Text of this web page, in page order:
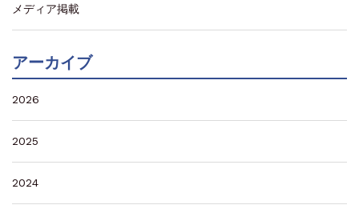
メディア掲載
アーカイブ
2026
2025
2024